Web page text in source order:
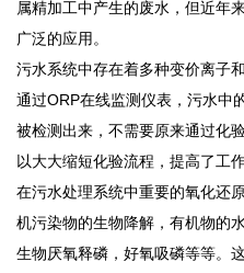
属精加工中产生的废水，但近年
广泛的应用。
污水系统中存在着多种变价离子
通过ORP在线监测仪表，污水中
被检测出来， 不需要原来通过化
以大大缩短化验流程，提高了工作
在污水处理系统中重要的氧化还
机污染物的生物降解，有机物的
生物厌氧释磷，好氧吸磷等等。